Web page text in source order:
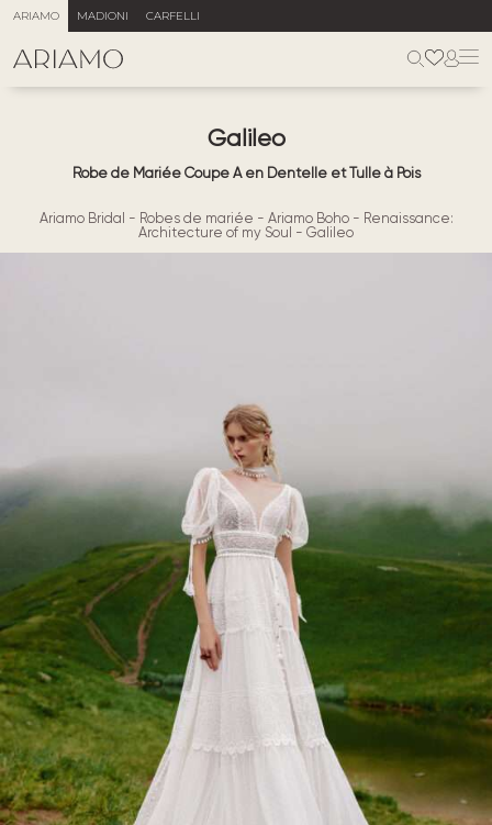
ARIAMO MADIONI CARFELLI
Galileo
Robe de Mariée Coupe A en Dentelle et Tulle à Pois
Ariamo Bridal - Robes de mariée - Ariamo Boho- Renaissance:
Architecture of my Soul - Galileo